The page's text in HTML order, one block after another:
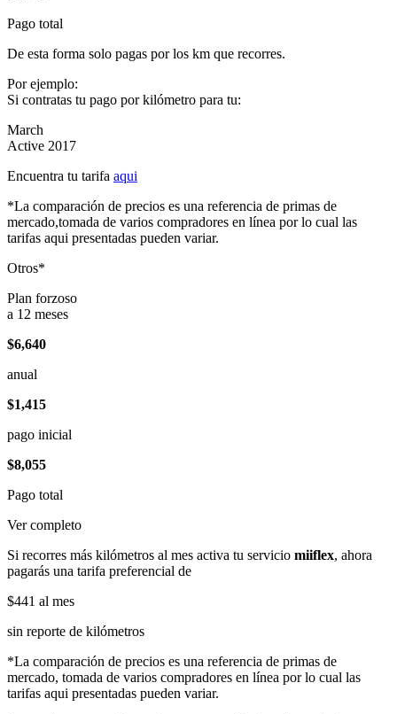
Pago total
De esta forma solo pagas por los km que recorres.
Por ejemplo:
Si contratas tu pago por kilómetro para tu:
March
Active 2017
Encuentra tu tarifa aqui
*La comparación de precios es una referencia de primas de
mercado,tomada de varios compradores en línea por lo cual las
tarifas aqui presentadas pueden variar.
Otros*
Plan forzoso
a 12 meses
$6,640
anual
$1,415
pago inicial
$8,055
Pago total
Ver completo
Si recorres más kilómetros al mes activa tu servicio miiflex, ahora
pagarás una tarifa preferencial de
$441 al mes
sin reporte de kilómetros
*La comparación de precios es una referencia de primas de
mercado, tomada de varios compradores en línea por lo cual las
tarifas aqui presentadas pueden variar.